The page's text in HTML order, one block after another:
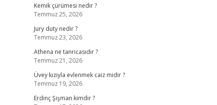
Kemik çürümesi nedir ?
Temmuz 25, 2026
Jury duty nedir ?
Temmuz 23, 2026
Athena ne tanricasıdır ?
Temmuz 21, 2026
Üvey kızıyla evlenmek caiz midir ?
Temmuz 19, 2026
Erdinç Şişman kimdir ?